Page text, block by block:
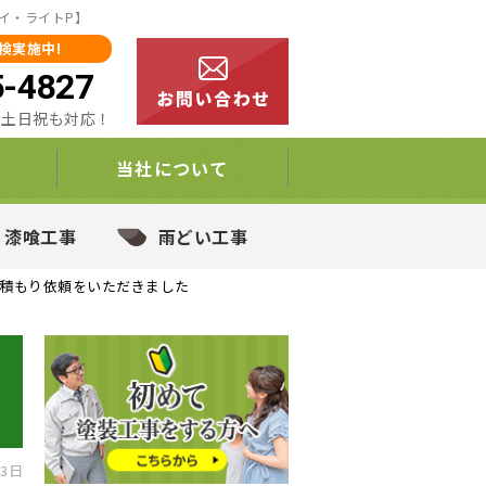
ライトP】
実施中!
4827
日祝も対応！
当社について
喰工事 雨どい工事
もり依頼をいただきました
日